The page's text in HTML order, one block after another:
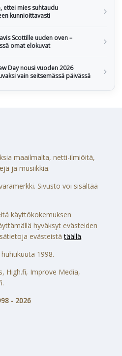
ettei mies suhtaudu
kunnioittavasti
Scottille uuden oven –
omat elokuvat
Day nousi vuoden 2026
vain seitsemässä päivässä
maailmalta, netti-ilmiöitä,
ja musiikkia.
Sivusto voi sisältää
käyttökokemuksen
hyväksyt evästeiden
evästeistätäällä.
1998.
High.fi, Improve Media,
- 2026